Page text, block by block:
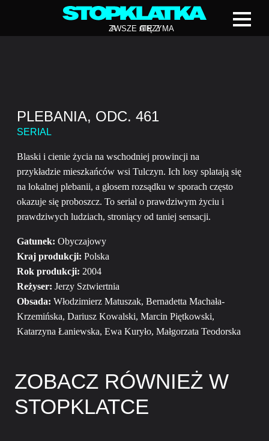
ZAWSZE CIĘ Z
ATRZYMA
PLEBANIA, ODC. 461
SERIAL
Blaski i cienie życia na wschodniej prowincji na
przykładzie mieszkańców wsi Tulczyn. Ich losy splatają się
na lokalnej plebanii, a głosem rozsądku w sporach często
okazuje się proboszcz. To serial o prawdziwym życiu i
prawdziwych ludziach, stroniący od taniej sensacji.
Gatunek: Obyczajowy
Kraj produkcji: Polska
Rok produkcji: 2004
Reżyser: Jerzy Sztwiertnia
Obsada: Włodzimierz Matuszak, Bernadetta Machała-
Krzemińska, Dariusz Kowalski, Marcin Piętkowski,
Katarzyna Łaniewska, Ewa Kuryło, Małgorzata Teodorska
ZOBACZ RÓWNIEŻ W
STOPKLATCE